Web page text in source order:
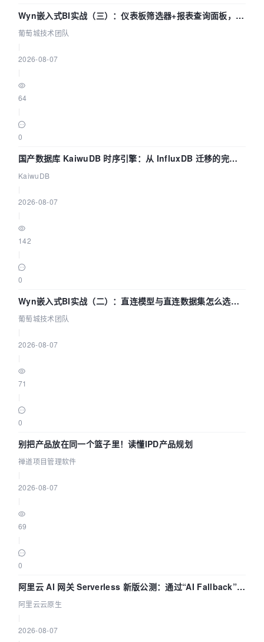
Wyn嵌入式BI实战（三）：仪表板筛选器+报表查询面板，参
数联动全闭环
葡萄城技术团队
2026-08-07
64
0
国产数据库 KaiwuDB 时序引擎：从 InfluxDB 迁移的完整
技术路径
KaiwuDB
2026-08-07
142
0
Wyn嵌入式BI实战（二）：直连模型与直连数据集怎么选，
参数为什么不生效？| 葡萄城技术团队
葡萄城技术团队
2026-08-07
71
0
别把产品放在同一个篮子里！读懂IPD产品规划
禅道项目管理软件
2026-08-07
69
0
阿里云 AI 网关 Serverless 新版公测：通过“AI Fallback”与
拓扑可视化构建 AI 流量治理底座
阿里云云原生
2026-08-07